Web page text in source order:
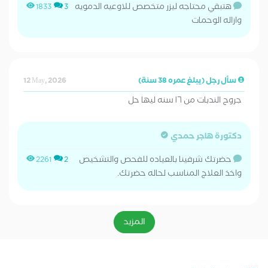
1833 3 هتبقي محتاجه ليزر متخصص للاوعيه الدمويه
وازاله الوحمات
سأل رجل (يبلغ عمره 38 سنة) 12 May, 2026
جروح الندبات من ١٦ سنه ليها حل
دكتورة هاجر حمدي
2261 2
حضرتك شرفينا بالعياده للفحص والتشخيص
واخذ العلاج المناسب لحاله حضرتك.
المزيد